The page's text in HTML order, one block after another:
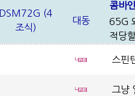
DSM72G (4
조식)
대동
콤바
65G
적당
스핀
그냥